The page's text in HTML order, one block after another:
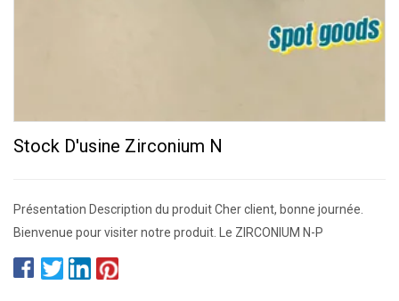
Stock D'usine Zirconium N
Présentation Description du produit Cher client, bonne journée.
Bienvenue pour visiter notre produit. Le ZIRCONIUM N-P